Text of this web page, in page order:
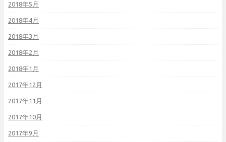
2018年5月
2018年4月
2018年3月
2018年2月
2018年1月
2017年12月
2017年11月
2017年10月
2017年9月